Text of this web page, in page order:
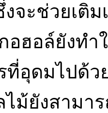
จะช่วยเติ
อฮอล์ยังท
ที่อุดมไปด้ว
ไม้ยังสาม